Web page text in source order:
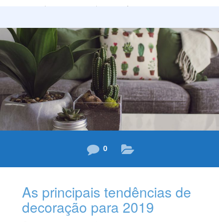
leves como móveis de vidro, alumínio e elementos
decorativos contemporâneos. O rústico e o moderno, se
combinados de maneira harmoniosa, deixa o espaço
aconchegante e leve, com um toque
0
As principais tendências de
decoração para 2019